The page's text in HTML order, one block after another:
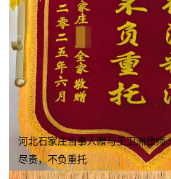
河北石家庄当事人赠与王卫洲律师
尽责，不负重托